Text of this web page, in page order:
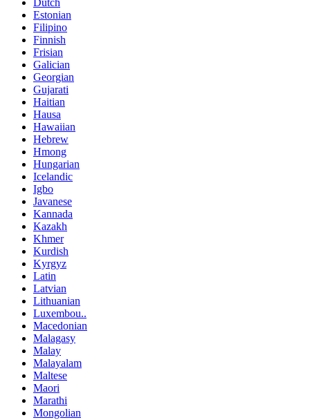
Estonian
Filipino
Finnish
Frisian
Galician
Georgian
Gujarati
Haitian
Hausa
Hawaiian
Hebrew
Hmong
Hungarian
Icelandic
Igbo
Javanese
Kannada
Kazakh
Khmer
Kurdish
Kyrgyz
Latin
Latvian
Lithuanian
Luxembou..
Macedonian
Malagasy
Malay
Malayalam
Maltese
Maori
Marathi
Mongolian